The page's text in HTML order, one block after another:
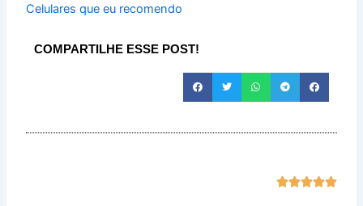
Celulares que eu recomendo
COMPARTILHE ESSE POST!
